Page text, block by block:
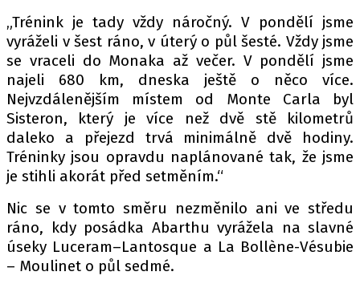
SLEDUJTE NÁS NA|
Máte příběh, fotku nebo video?
Pošlete e-mail na autoroad.cz
ETICKÝ KODEX
KONTAKT
VYDAVATEL
INZERCE
„Trénink je tady vždy náročný. V pondělí jsme
vyráželi v šest ráno, v úterý o půl šesté. Vždy jsme
se vraceli do Monaka až večer. V pondělí jsme
najeli 680 km, dneska ještě o něco více.
Nejvzdálenějším místem od Monte Carla byl
Sisteron, který je více než dvě stě kilometrů
daleko a přejezd trvá minimálně dvě hodiny.
Tréninky jsou opravdu naplánované tak, že jsme
je stihli akorát před setměním.“
Nic se v tomto směru nezměnilo ani ve středu
ráno, kdy posádka Abarthu vyrážela na slavné
úseky Luceram–Lantosque a La Bollène-Vésubie
– Moulinet o půl sedmé.